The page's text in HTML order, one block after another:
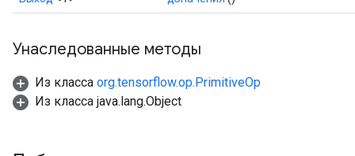
Унаследованные методы
Из класса org.tensorflow.op.PrimitiveOp
Из класса java.lang.Object